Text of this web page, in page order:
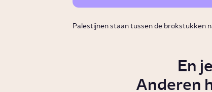
Palestijnen staan tussen de brokstukken
En
Anderen